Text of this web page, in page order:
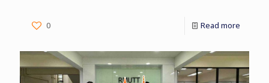
0 Read more